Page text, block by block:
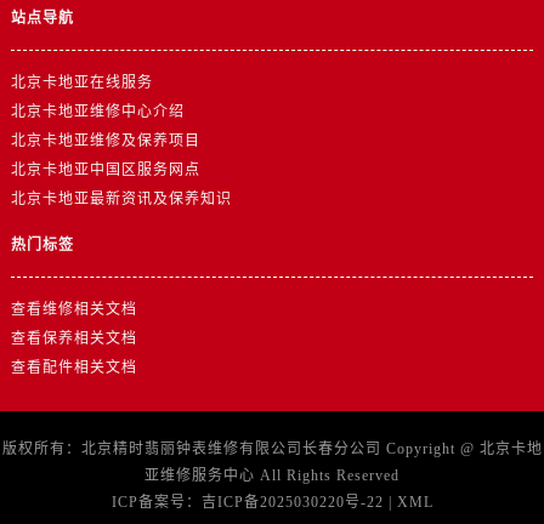
站点导航
北京卡地亚在线服务
北京卡地亚维修中心介绍
北京卡地亚维修及保养项目
北京卡地亚中国区服务网点
北京卡地亚最新资讯及保养知识
热门标签
查看维修相关文档
查看保养相关文档
查看配件相关文档
版权所有：北京精时翡丽钟表维修有限公司长春分公司 Copyright @ 北京卡地
亚维修服务中心 All Rights Reserved
ICP备案号： 吉ICP备2025030220号-22 | XML